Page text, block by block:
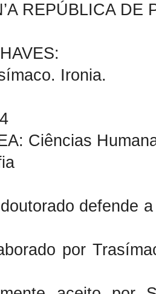
REPÚBLICA DE
Ironia.
Ciências
defende
por